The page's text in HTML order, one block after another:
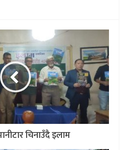
चिनाउँदै इलाम